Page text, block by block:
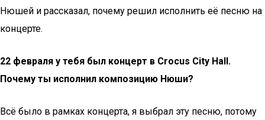
Нюшей и рассказал, почему решил исполнить её песню на
концерте.
22 февраля у тебя был концерт в Crocus City Hall.
Почему ты исполнил композицию Нюши?
Всё было в рамках концерта, я выбрал эту песню, потому